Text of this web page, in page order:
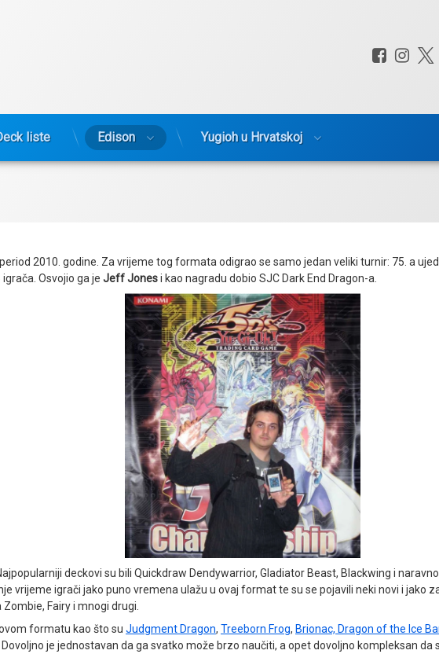
liste Edison Yugioh u Hrvatskoj
2010. godine. Za vrijeme tog formata odigrao se samo jedan veliki turnir: 75. a
Osvojio ga je Jeff Jonesi kao nagradu dobio SJC Dark End Dragon-a.
Najpopularniji deckovi su bili Quickdraw Dendywarrior, Gladiator Beast, Blackwing i
vrijeme igrači jako puno vremena ulažu u ovaj format te su se pojavili neki novi i jako
Fairy i mnogi drugi.
formatu kao što su Judgment Dragon, Treeborn Frog, Brionac, Dragon of the Ice
. Dovoljno je jednostavan da ga svatko može brzo naučiti, a opet dovoljno kompleksan